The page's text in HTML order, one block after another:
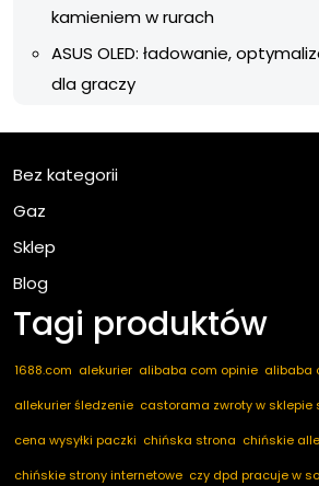
kamieniem w rurach
ASUS OLED: ładowanie,
dla graczy
Bez kategorii
Gaz
Sklep
Blog
Tagi produktów
1688.com alekurier alibaba com opinie alibaba
allekurier śledzenie castorama zwroty w sklepie
cena wysyłki paczki chińska strona chińskie
chińskie strony internetowe czy dpd pracuje w